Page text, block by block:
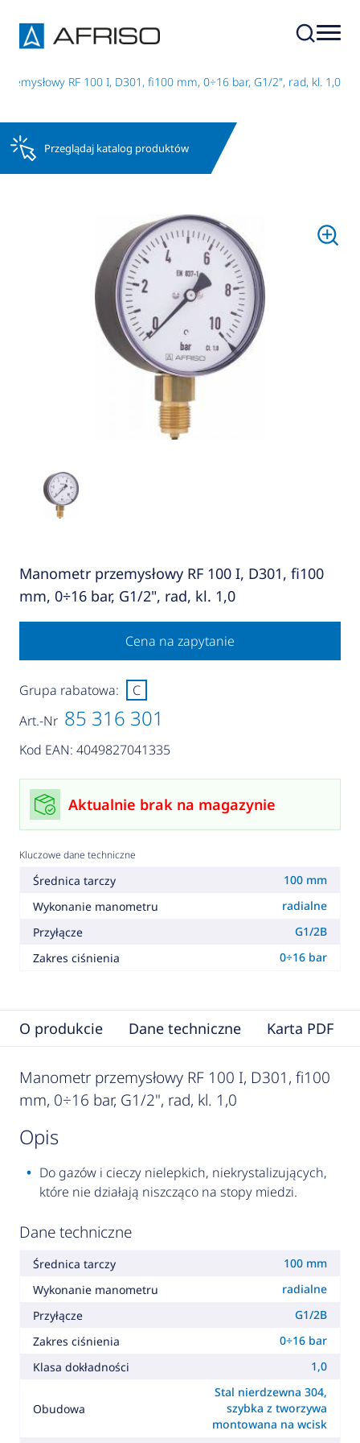
RF 100 I, D301, fi100 mm, 0÷16 bar, G1/2", rad, kl. 1,0
Przeglądaj katalog produktów
Manometr przemysłowy RF 100 I, D301, fi100
mm, 0÷16 bar, G1/2", rad, kl. 1,0
Cena na zapytanie
Art.-Nr 85 316 301
Kod EAN: 4049827041335
Grupa rabatowa: C
Aktualnie brak na magazynie
Kluczowe dane techniczne
Średnica tarczy
100 mm
Wykonanie manometru
radialne
Przyłącze
G1/2B
Zakres ciśnienia
0÷16 bar
O produkcie Dane techniczne Karta PDF
Manometr przemysłowy RF 100 I, D301, fi100
mm, 0÷16 bar, G1/2", rad, kl. 1,0
opis
Do gazów i cieczy nielepkich, niekrystalizujących,
które nie działają niszcząco na stopy miedzi.
Dane techniczne
Średnica tarczy
100 mm
Wykonanie manometru
radialne
Przyłącze
G1/2B
Zakres ciśnienia
0÷16 bar
Klasa dokładności
1,0
Obudowa
Stal nierdzewna 304,
szybka z tworzywa
montowana na wcisk